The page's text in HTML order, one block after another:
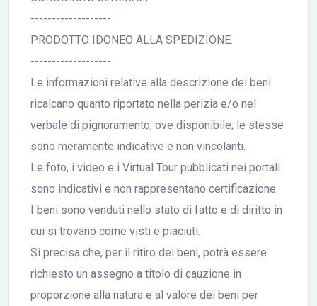
-------------------
PRODOTTO IDONEO ALLA SPEDIZIONE.
-------------------
Le informazioni relative alla descrizione dei beni
ricalcano quanto riportato nella perizia e/o nel
verbale di pignoramento, ove disponibile; le stesse
sono meramente indicative e non vincolanti.
Le foto, i video e i Virtual Tour pubblicati nei portali
sono indicativi e non rappresentano certificazione.
I beni sono venduti nello stato di fatto e di diritto in
cui si trovano come visti e piaciuti.
Si precisa che, per il ritiro dei beni, potrà essere
richiesto un assegno a titolo di cauzione in
proporzione alla natura e al valore dei beni per